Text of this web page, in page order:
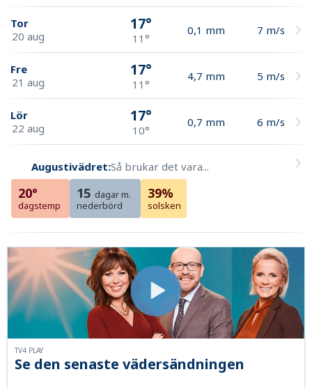
Tor
20 aug
17°
11°
0,1 mm 7 m/s
Fre
21 aug
17°
11°
4,7 mm 5 m/s
Lör
22 aug
17°
10°
0,7 mm 6 m/s
Augustivädret:Så brukar det vara...
20°
dagstemp
15 dagar m.
nederbörd
39%
solsken
Se den senaste vädersändningen
TV4 PLAY